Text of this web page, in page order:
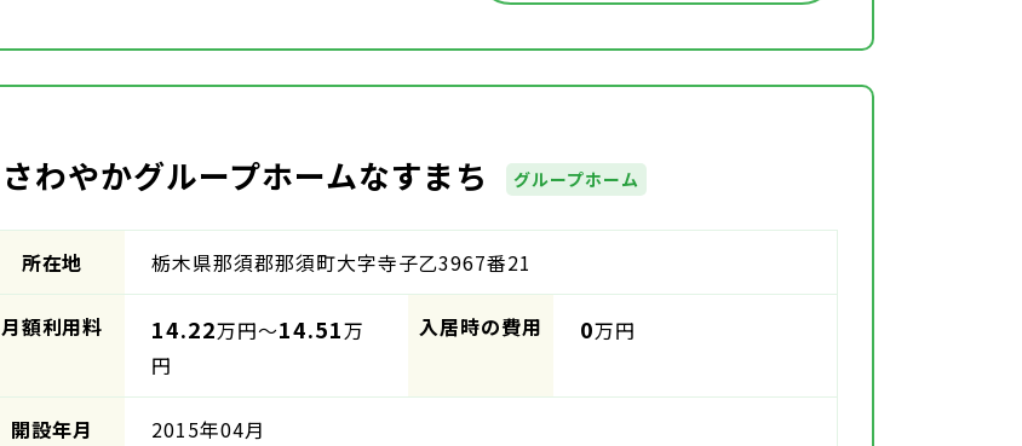
さわやかグループホームなすまち グループホーム
所在地 栃木県那須郡那須町大字寺子乙3967番21
月額利用料 14.22万円～14.51万
円
入居時の費用 0万円
開設年月 2015年04月